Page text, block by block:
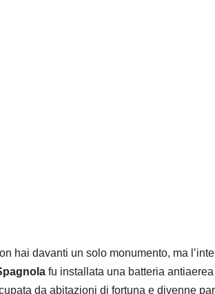
hai davanti un solo monumento, ma
fu installata una batteria antiaerea
da abitazioni di fortuna e divenne